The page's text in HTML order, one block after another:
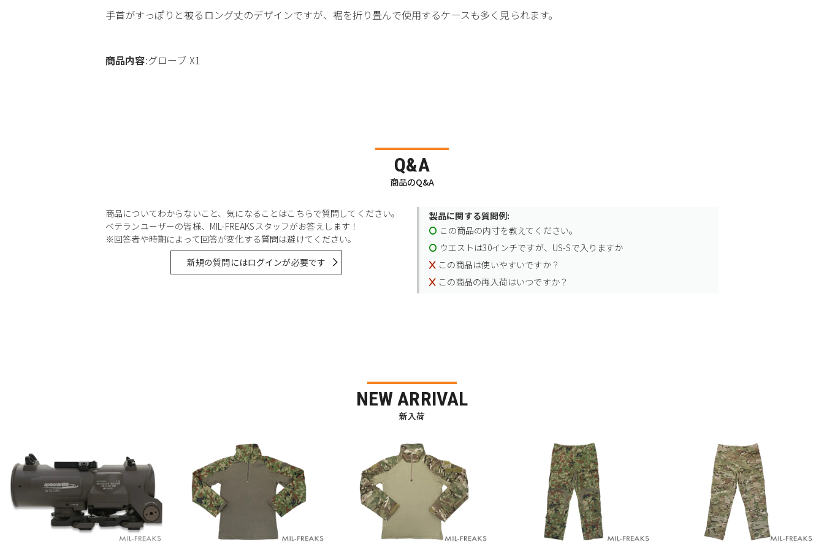
手首がすっぽりと被るロング丈のデザインですが、裾を折り畳んで使用するケースも多く見られます。
商品内容:グローブ X1
Q&A
商品のQ&A
商品についてわからないこと、気になることはこちらで質問してください。
ベテランユーザーの皆様、MIL-FREAKSスタッフがお答えします！
※回答者や時期によって回答が変化する質問は避けてください。
新規の質問にはログインが必要です
製品に関する質問例:
この商品の内寸を教えてください。
ウエストは30インチですが、US-Sで入りますか
この商品は使いやすいですか？
この商品の再入荷はいつですか？
NEW ARRIVAL
新入荷